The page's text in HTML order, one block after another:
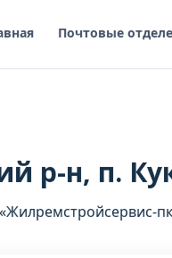
Почтовые
р-н, п.